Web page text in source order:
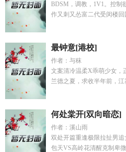
BDSM，调教，1V1。控制
作又刺又怂富二代受闵楼回
最钟意[港校]
作者：与秣
文案清冷温柔X乖萌少女，
兰德之夏，求收半年前，江
何处棠开[双向暗恋]
作者：溪山雨
双处开篇重逢极限拉扯男
包天VS高岭花清醒克制卑